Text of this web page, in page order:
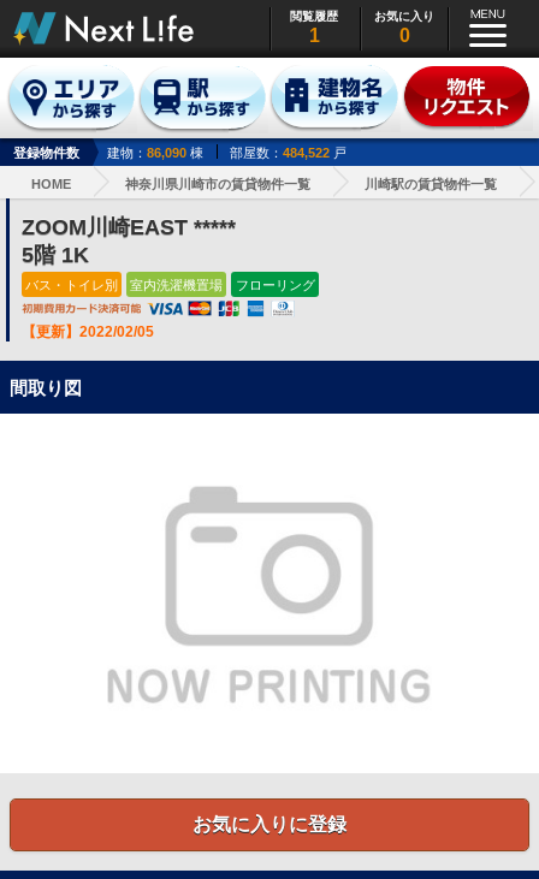
閲覧履歴
1
お気に入り
0
登録物件数 建物： 86,090 棟 部屋数： 484,522 戸
HOME 神奈川県川崎市の賃貸物件一覧 川崎駅の賃貸物件一覧
ZOOM川崎EAST *****
5階 1K
バス・トイレ別 室内洗濯機置場 フローリング
【更新】2022/02/05
間取り図
お気に入りに登録